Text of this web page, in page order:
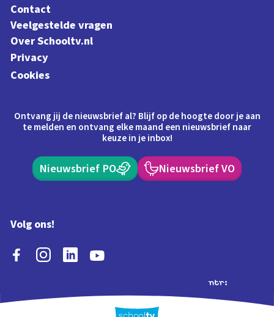
Contact
Veelgestelde vragen
Over Schooltv.nl
Privacy
Cookies
Ontvang jij de nieuwsbrief al? Blijf op de hoogte door je aan
te melden en ontvang elke maand een nieuwsbrief naar
keuze in je inbox!
Nieuwsbrief PO Nieuwsbrief VO
Volg ons!